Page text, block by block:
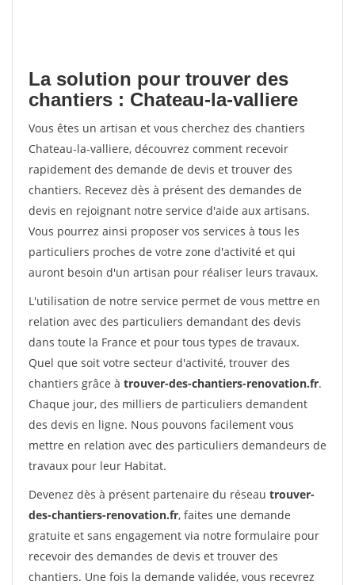
La solution pour trouver des
chantiers : Chateau-la-valliere
Vous êtes un artisan et vous cherchez des chantiers
Chateau-la-valliere, découvrez comment recevoir
rapidement des demande de devis et trouver des
chantiers. Recevez dès à présent des demandes de
devis en rejoignant notre service d'aide aux artisans.
Vous pourrez ainsi proposer vos services à tous les
particuliers proches de votre zone d'activité et qui
auront besoin d'un artisan pour réaliser leurs travaux.
L'utilisation de notre service permet de vous mettre en
relation avec des particuliers demandant des devis
dans toute la France et pour tous types de travaux.
Quel que soit votre secteur d'activité, trouver des
chantiers grâce à trouver-des-chantiers-renovation.fr.
Chaque jour, des milliers de particuliers demandent
des devis en ligne. Nous pouvons facilement vous
mettre en relation avec des particuliers demandeurs de
travaux pour leur Habitat.
Devenez dès à présent partenaire du réseau trouver-
des-chantiers-renovation.fr, faites une demande
gratuite et sans engagement via notre formulaire pour
recevoir des demandes de devis et trouver des
chantiers. Une fois la demande validée, vous recevrez